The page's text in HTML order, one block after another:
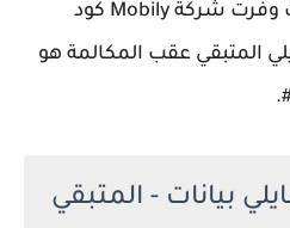
معرفة رصيد موبايلي، حيث وفرت شركة Mobily كود
المتبقي عقب المكالمة هو
بيانات - المتبقي